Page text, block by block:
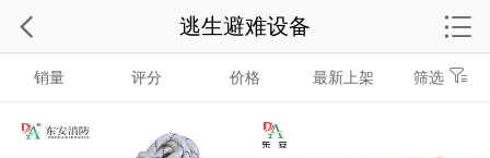
销量 评分 价格 最新上架 筛选
逃生避难设备